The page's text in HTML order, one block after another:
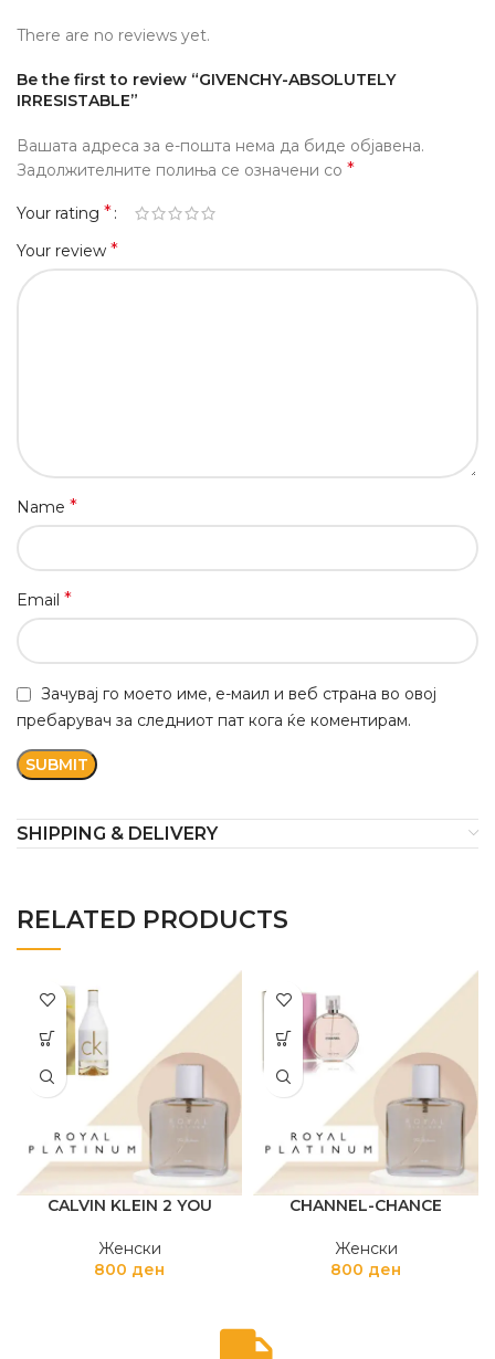
There are no reviews yet.
Be the first to review “GIVENCHY-ABSOLUTELY
IRRESISTABLE”
Вашата адреса за е-пошта нема да биде објавена.
Задолжителните полиња се означени со *
Your rating *
Your review *
Name *
Email *
Зачувај го моето име, е-маил и веб страна во овој
пребарувач за следниот пат кога ќе коментирам.
SHIPPING & DELIVERY
RELATED PRODUCTS
CALVIN KLEIN 2 YOU
Женски
800 ден
CHANNEL-CHANCE
Женски
800 ден